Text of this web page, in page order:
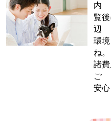
内
覧
辺
環
ね。
諸
ご
安心